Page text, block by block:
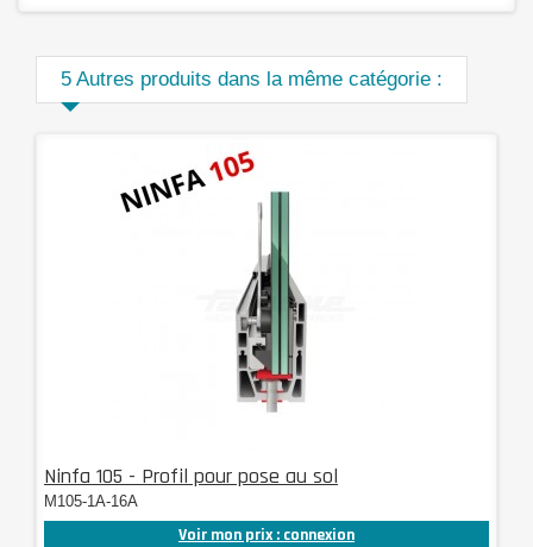
5 Autres produits dans la même catégorie :
Ninfa 105 - Profil pour pose au sol
M105-1A-16A
Voir mon prix : connexion